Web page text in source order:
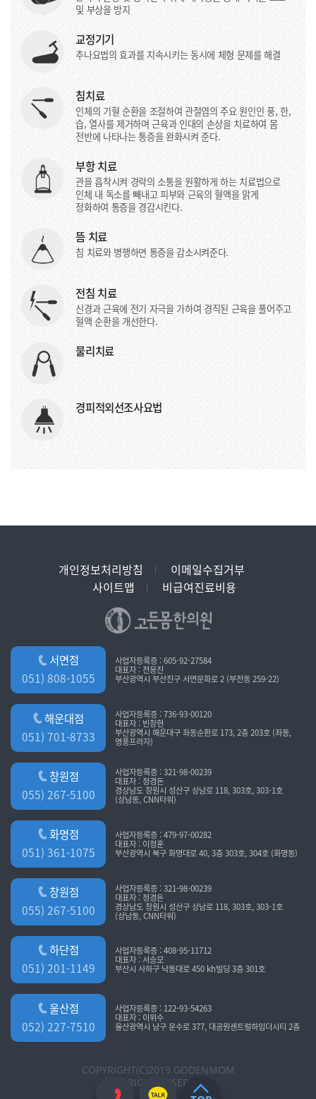
및 부상을 방지
교정기기
추나요법의 효과를 지속시키는 동시에 체형 문제를 해결
침치료
인체의 기혈 순환을 조절하여 관절염의 주요 원인인 풍, 한,
습, 열사를 제거하며 근육과 인대의 손상을 치료하여 몸
전반에 나타나는 통증을 완화시켜 준다.
부항 치료
관을 흡착시켜 경락의 소통을 원활하게 하는 치료법으로
인체 내 독소를 빼내고 피부와 근육의 혈액을 맑게
정화하여 통증을 경감시킨다.
뜸 치료
침 치료와 병행하면 통증을 감소시켜준다.
전침 치료
신경과 근육에 전기 자극을 가하여 경직된 근육을 풀어주고
혈액 순환을 개선한다.
물리치료
경피적외선조사요법
개인정보처리방침
이메일수집거부
사이트맵
비급여진료비용
서면점
051) 808-1055
사업자등록증 : 605-92-27584
대표자 : 전응진
부산광역시 부산진구 서면문화로 2 (부전동 259-22)
해운대점
051) 701-8733
사업자등록증 : 736-93-00120
대표자 : 빈창현
부산광역시 해운대구 좌동순환로 173, 2층 203호 (좌동,
영풍프라자)
창원점
055) 267-5100
사업자등록증 : 321-98-00239
대표자 : 정경돈
경상남도 창원시 성산구 상남로 118, 303호, 303-1호
(상남동, CNN타워)
화명점
051) 361-1075
사업자등록증 : 479-97-00282
대표자 : 이정훈
부산광역시 북구 화명대로 40, 3층 303호, 304호 (화명동)
창원점
055) 267-5100
사업자등록증 : 321-98-00239
대표자 : 정경돈
경상남도 창원시 성산구 상남로 118, 303호, 303-1호
(상남동, CNN타워)
하단점
051) 201-1149
사업자등록증 : 408-95-11712
대표자 : 서승모
부산시 사하구 낙동대로 450 kh빌딩 3층 301호
울산점
052) 227-7510
사업자등록증 : 122-93-54263
대표자 : 이위수
울산광역시 남구 문수로 377, 대공원센트럴하임더시티 2층
COPYRIGHT(C)2019 GODENMOM
ALL RIGHT RESERVED